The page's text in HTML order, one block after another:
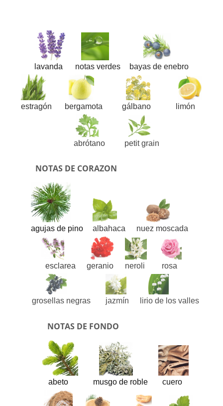
lavanda notas verdes bayas de enebro
estragón bergamota gálbano limón
abrótano petit grain
NOTAS DE CORAZON
agujas de pino albahaca nuez moscada
esclarea geranio neroli rosa
grosellas negras jazmín lirio de los valles
NOTAS DE FONDO
abeto musgo de roble cuero